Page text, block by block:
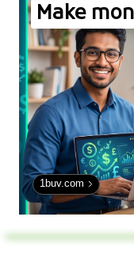
Make
1buv.com